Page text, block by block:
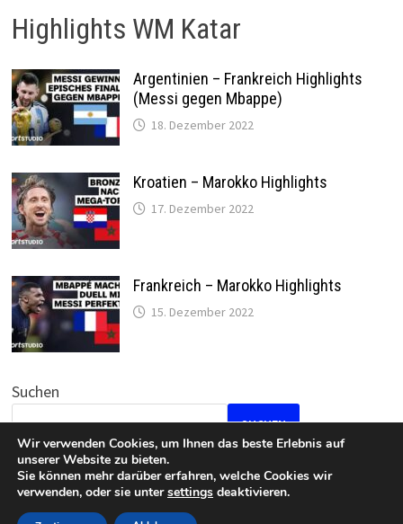
Highlights WM Katar
Argentinien – Frankreich Highlights
(Messi gegen Mbappe)
18. Dezember 2022
Kroatien – Marokko Highlights
17. Dezember 2022
Frankreich – Marokko Highlights
15. Dezember 2022
Suchen
SUCHEN
Wir verwenden Cookies, um Ihnen das beste Erlebnis auf
unserer Website zu bieten.
Sie können mehr darüber erfahren, welche Cookies wir
verwenden, oder sie untersettings deaktivieren.